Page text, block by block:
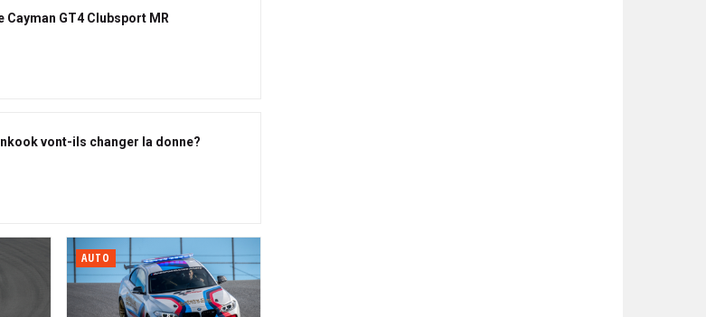
Cayman GT4 Clubsport MR
vont-ils changer la donne?
AUTO